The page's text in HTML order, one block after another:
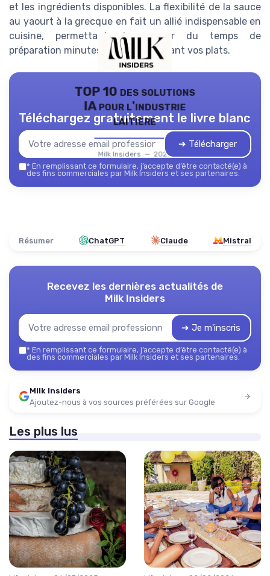
et les ingrédients disponibles. La flexibilité de la sauce
au yaourt à la grecque en fait un allié indispensable en
cuisine, permettant de gagner du temps de
préparation minutes tout en sublimant vos plats.
TOP 10 des solutions
IA pour l'industrie
laitière
Milk Insiders — 2026
Téléchargez gratuitement le livre blanc
➔ Télécharger
* En remplissant ce formulaire, j’accepte d’être contacté(e) à
des fins commerciales par Milk Insiders et ses partenaires.
Résumer ChatGPT Claude Mistral
Recevez les dernières actualités de
Milk Insiders
➔ Je m'inscris
* En remplissant ce formulaire, j’accepte d’être contacté(e) à
des fins commerciales par Milk Insiders et ses partenaires.
Milk Insiders
Ajoutez-nous à vos sources préférées sur Google
Les plus lus